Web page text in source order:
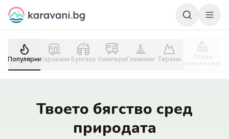
Skip to content
ПопулярниКаравани Бунгала КемпериГлемпинг Терени Лодки
очаквайте скоро
Твоето бягство сред
природата